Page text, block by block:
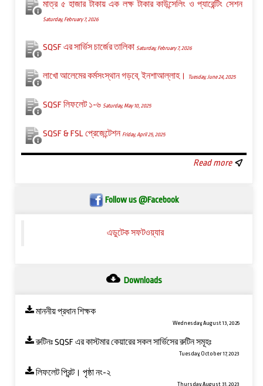
মাত্র ৫ হাজার টাকায় এক লক্ষ টাকার কাউন্সেলিং ও প্যারেন্টিং সেশন
Saturday, February 7, 2026
SQSF এর সার্ভিস চার্জের তালিকা Saturday, February 7, 2026
লাখো আলেমের কর্মসংস্থান গড়বে, ইনশাআল্লাহ। Tuesday, June 24, 2025
SQSF লিফলেট ১-৬ Saturday, May 10, 2025
SQSF & FSL প্রেজেন্টেশন Friday, April 25, 2025
Read more
Follow us @Facebook
এডুটেক সফটওয়্যার
Downloads
মাননীয় প্রধান শিক্ষক
Wednesday, August 13, 2025
রুটিনঃ SQSF এর কাস্টমার কেয়ারের সকল সার্ভিসের রুটিন সমূহঃ
Tuesday, October 17, 2023
লিফলেট প্রিন্ট। পৃষ্ঠা নং-২
Thursday, August 31, 2023